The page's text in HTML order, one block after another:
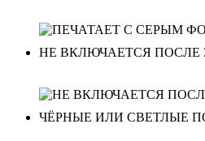
НЕ ВКЛЮЧАЕТСЯ
ЧЁРНЫЕ ИЛИ СВЕТЛЫЕ